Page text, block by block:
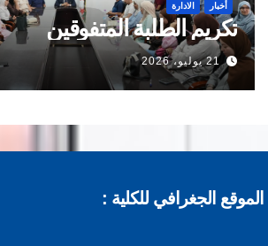
أخبار الادارة
تكريم الطلبة المتفوقين
21 يوليو، 2026
الجغرافي للكلية :